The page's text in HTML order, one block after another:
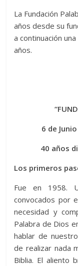
La Fundación
años desde su
a continuación
años.
6 de
40 años
Los primeros
Fue en 1958.
convocados por
necesidad y
Palabra de Dios
hablar de
de realizar nada
Biblia. El aliento